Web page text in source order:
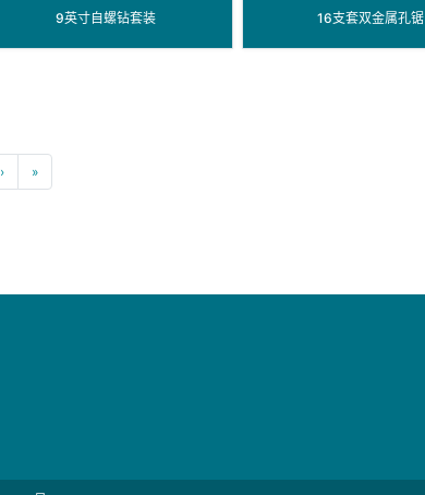
9英寸自螺钻套装 16支套双金属孔锯
› »